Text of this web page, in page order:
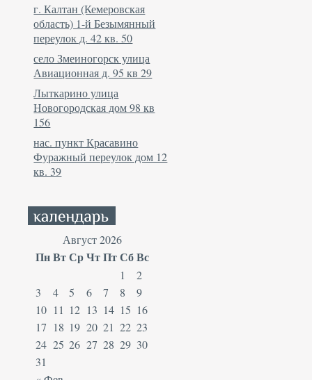
г. Калтан (Кемеровская
область) 1-й Безымянный
переулок д. 42 кв. 50
село Змеиногорск улица
Авиационная д. 95 кв 29
Лыткарино улица
Новогородская дом 98 кв
156
нас. пункт Красавино
Фуражный переулок дом 12
кв. 39
Август 2026
ПнВтСрЧтПтСбВс
1
2
3
4 5 6 7 8
9
10 11 12 13 14 15 16
17 18 19 20 21 22 23
24 25 26 27 28 29 30
31